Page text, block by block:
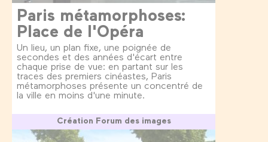
Paris métamorphoses:
Place de l'Opéra
Un lieu, un plan fixe, une poignée de
secondes et des années d'écart entre
chaque prise de vue: en partant sur les
traces des premiers cinéastes, Paris
métamorphoses présente un concentré de
la ville en moins d'une minute.
Création Forum des images